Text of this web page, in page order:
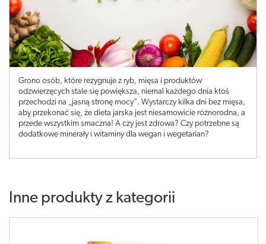
Grono osób, które rezygnuje z ryb, mięsa i produktów
odzwierzęcych stale się powiększa, niemal każdego dnia ktoś
przechodzi na „jasną stronę mocy”. Wystarczy kilka dni bez mięsa,
aby przekonać się, że dieta jarska jest niesamowicie różnorodna, a
przede wszystkim smaczna! A czy jest zdrowa? Czy potrzebne są
dodatkowe minerały i witaminy dla wegan i wegetarian?
Inne produkty z kategorii